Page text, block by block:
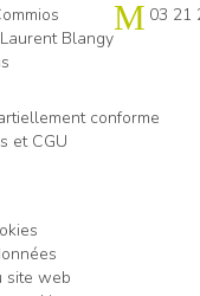
de-Calais centre
Blangy
03 21
conforme
et CGU
site web